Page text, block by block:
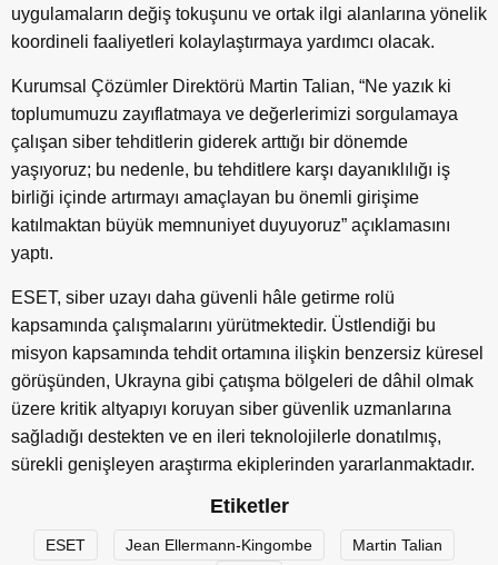
uygulamaların değiş tokuşunu ve ortak ilgi alanlarına yönelik
koordineli faaliyetleri kolaylaştırmaya yardımcı olacak.
Kurumsal Çözümler Direktörü Martin Talian, “Ne yazık ki
toplumumuzu zayıflatmaya ve değerlerimizi sorgulamaya
çalışan siber tehditlerin giderek arttığı bir dönemde
yaşıyoruz; bu nedenle, bu tehditlere karşı dayanıklılığı iş
birliği içinde artırmayı amaçlayan bu önemli girişime
katılmaktan büyük memnuniyet duyuyoruz” açıklamasını
yaptı.
ESET, siber uzayı daha güvenli hâle getirme rolü
kapsamında çalışmalarını yürütmektedir. Üstlendiği bu
misyon kapsamında tehdit ortamına ilişkin benzersiz küresel
görüşünden, Ukrayna gibi çatışma bölgeleri de dâhil olmak
üzere kritik altyapıyı koruyan siber güvenlik uzmanlarına
sağladığı destekten ve en ileri teknolojilerle donatılmış,
sürekli genişleyen araştırma ekiplerinden yararlanmaktadır.
Etiketler
ESET Jean Ellermann-Kingombe
Martin Talian